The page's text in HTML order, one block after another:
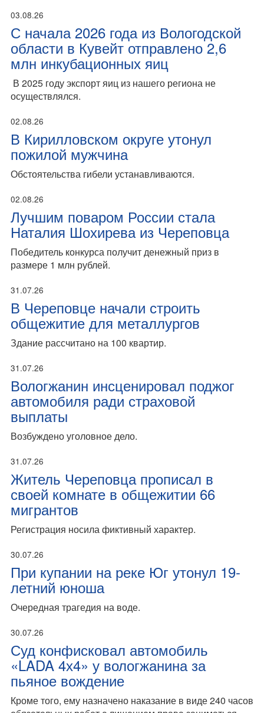
03.08.26
С начала 2026 года из Вологодской
области в Кувейт отправлено 2,6
млн инкубационных яиц
В 2025 году экспорт яиц из нашего региона не
осуществлялся.
02.08.26
В Кирилловском округе утонул
пожилой мужчина
Обстоятельства гибели устанавливаются.
02.08.26
Лучшим поваром России стала
Наталия Шохирева из Череповца
Победитель конкурса получит денежный приз в
размере 1 млн рублей.
31.07.26
В Череповце начали строить
общежитие для металлургов
Здание рассчитано на 100 квартир.
31.07.26
Вологжанин инсценировал поджог
автомобиля ради страховой
выплаты
Возбуждено уголовное дело.
31.07.26
Житель Череповца прописал в
своей комнате в общежитии 66
мигрантов
Регистрация носила фиктивный характер.
30.07.26
При купании на реке Юг утонул 19-
летний юноша
Очередная трагедия на воде.
30.07.26
Суд конфисковал автомобиль
«LADA 4х4» у вологжанина за
пьяное вождение
Кроме того, ему назначено наказание в виде 240 часов